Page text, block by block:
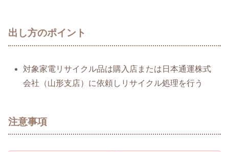
出し方のポイント
対象家電リサイクル品は購入店または日本通運株式
会社（山形支店）に依頼しリサイクル処理を行う
注意事項